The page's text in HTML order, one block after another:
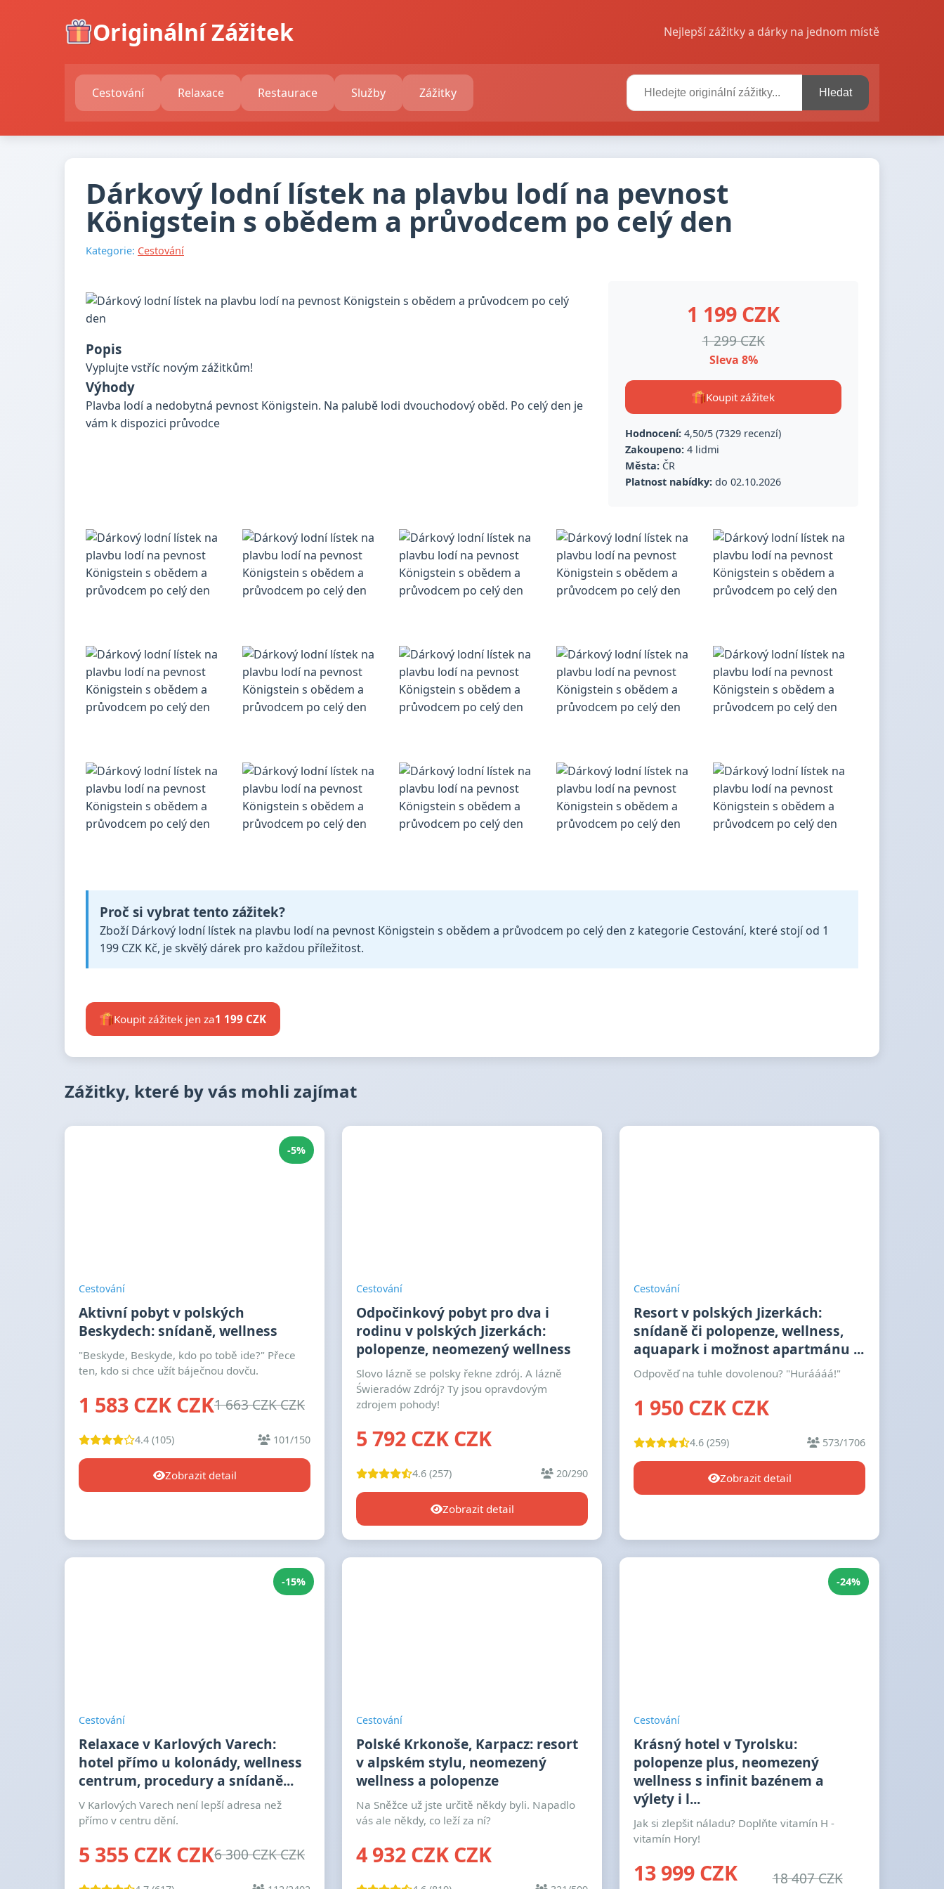
Originální Zážitek Nejlepší zážitky a dárky na jednom místě
Cestování Relaxace Restaurace Služby Zážitky Hledat
Dárkový lodní lístek na plavbu lodí na pevnost
Königstein s obědem a průvodcem po celý den
Kategorie: Cestování
Popis
Vyplujte vstříc novým zážitkům!
Výhody
Plavba lodí a nedobytná pevnost Königstein. Na palubě lodi dvouchodový oběd. Po celý den je
vám k dispozici průvodce
1 199 CZK
1 299 CZK
Sleva 8%
Koupit zážitek
Hodnocení: 4,50/5 (7329 recenzí)
Zakoupeno: 4 lidmi
Města: ČR
Platnost nabídky: do 02.10.2026
Proč si vybrat tento zážitek?
Zboží Dárkový lodní lístek na plavbu lodí na pevnost Königstein s obědem a průvodcem po celý den z kategorie Cestování, které stojí od 1
199 CZK Kč, je skvělý dárek pro každou příležitost.
Koupit zážitek jen za1 199 CZK
Zážitky, které by vás mohli zajímat
-5%
Cestování
Aktivní pobyt v polských
Beskydech: snídaně, wellness
"Beskyde, Beskyde, kdo po tobě ide?" Přece
ten, kdo si chce užít báječnou dovču.
1 583 CZK CZK1 663 CZK CZK
4.4 (105) 101/150
Zobrazit detail
Cestování
Odpočinkový pobyt pro dva i
rodinu v polských Jizerkách:
polopenze, neomezený wellness
Slovo lázně se polsky řekne zdrój. A lázně
Świeradów Zdrój? Ty jsou opravdovým
zdrojem pohody!
5 792 CZK CZK
4.6 (257) 20/290
Zobrazit detail
Cestování
Resort v polských Jizerkách:
snídaně či polopenze, wellness,
aquapark i možnost apartmánu ...
Odpověď na tuhle dovolenou? "Huráááá!"
1 950 CZK CZK
4.6 (259) 573/1706
Zobrazit detail
-15%
Cestování
Relaxace v Karlových Varech:
hotel přímo u kolonády, wellness
centrum, procedury a snídaně...
V Karlových Varech není lepší adresa než
přímo v centru dění.
5 355 CZK CZK6 300 CZK CZK
Cestování
Polské Krkonoše, Karpacz: resort
v alpském stylu, neomezený
wellness a polopenze
Na Sněžce už jste určitě někdy byli. Napadlo
vás ale někdy, co leží za ní?
4 932 CZK CZK
-24%
Cestování
Krásný hotel v Tyrolsku:
polopenze plus, neomezený
wellness s infinit bazénem a
výlety i l...
Jak si zlepšit náladu? Doplňte vitamín H -
vitamín Hory!
13 999 CZK 18 407 CZK